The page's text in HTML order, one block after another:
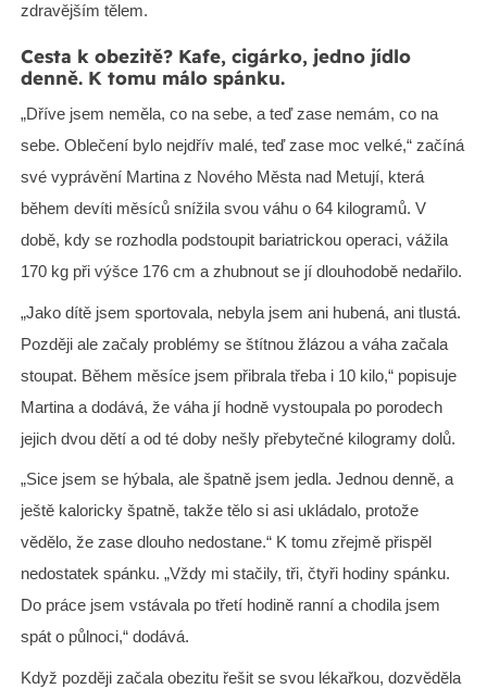
zdravějším tělem.
Cesta k obezitě? Kafe, cigárko, jedno jídlo
denně. K tomu málo spánku.
„Dříve jsem neměla, co na sebe, a teď zase nemám, co na
sebe. Oblečení bylo nejdřív malé, teď zase moc velké,“ začíná
své vyprávění Martina z Nového Města nad Metují, která
během devíti měsíců snížila svou váhu o 64 kilogramů. V
době, kdy se rozhodla podstoupit bariatrickou operaci, vážila
170 kg při výšce 176 cm a zhubnout se jí dlouhodobě nedařilo.
„Jako dítě jsem sportovala, nebyla jsem ani hubená, ani tlustá.
Později ale začaly problémy se štítnou žlázou a váha začala
stoupat. Během měsíce jsem přibrala třeba i 10 kilo,“ popisuje
Martina a dodává, že váha jí hodně vystoupala po porodech
jejich dvou dětí a od té doby nešly přebytečné kilogramy dolů.
„Sice jsem se hýbala, ale špatně jsem jedla. Jednou denně, a
ještě kaloricky špatně, takže tělo si asi ukládalo, protože
vědělo, že zase dlouho nedostane.“ K tomu zřejmě přispěl
nedostatek spánku. „Vždy mi stačily, tři, čtyři hodiny spánku.
Do práce jsem vstávala po třetí hodině ranní a chodila jsem
spát o půlnoci,“ dodává.
Když později začala obezitu řešit se svou lékařkou, dozvěděla